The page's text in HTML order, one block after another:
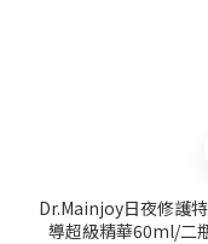
Dr.Mainjoy日夜修護
導超級精華60ml/二